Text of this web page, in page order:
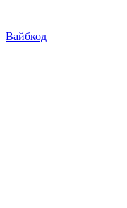
Вайбкод